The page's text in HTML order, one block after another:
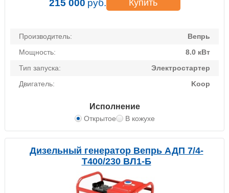
Производитель:
Вепрь
Мощность:
8.0 кВт
Тип запуска:
Электростартер
Двигатель:
Koop
Исполнение
Открытое В кожухе
215 000 руб. Купить
Дизельный генератор Вепрь АДП 7/4-
Т400/230 ВЛ1-Б